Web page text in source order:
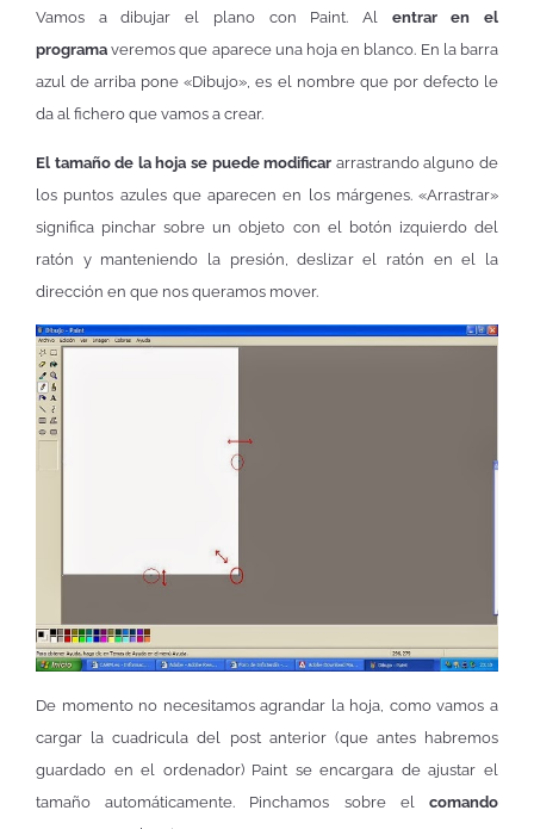
Vamos a dibujar el plano con Paint. Al
entrar en el
programa veremos que aparece una hoja en blanco. En la barra
azul de arriba pone «Dibujo», es el nombre que por defecto le
da al fichero que vamos a crear.
El tamaño de la hoja se puede modificar arrastrando alguno de
los puntos azules que aparecen en los márgenes. «Arrastrar»
significa pinchar sobre un objeto con el botón izquierdo del
ratón y manteniendo la presión, deslizar el ratón en el la
dirección en que nos queramos mover.
De momento no necesitamos agrandar la hoja, como vamos a
cargar la cuadricula del post anterior (que antes habremos
guardado en el ordenador) Paint se encargara de ajustar el
tamaño automáticamente. Pinchamos sobre el
comando